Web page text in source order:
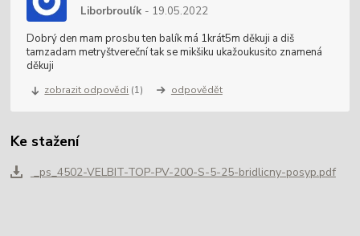
Liborbroulík
19.05.2022
Dobrý den mam prosbu ten balík má 1krát5m děkuji a diš
tamzadam metryštvereční tak se mikšiku ukažoukusito znamená
děkuji
zobrazit odpovědi (1) odpovědět
Ke stažení
_ps_4502-VELBIT-TOP-PV-200-S-5-25-bridlicny-posyp.pdf